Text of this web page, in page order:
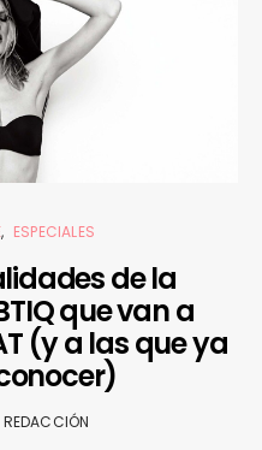
ESPECIALES
de la
que van a
(y a las que ya
REDACCIÓN